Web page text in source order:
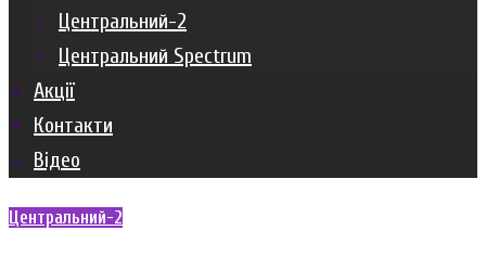
Центральний-2
Центральний Spectrum
Акції
Контакти
Відео
Центральний-2